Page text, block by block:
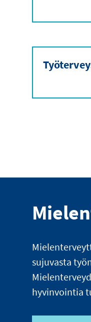
sujuvasta
hyvinvointia